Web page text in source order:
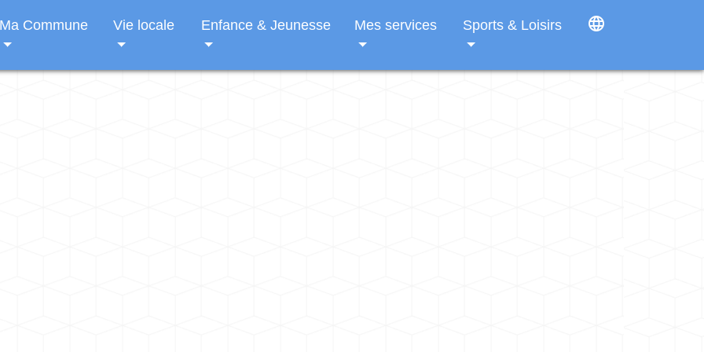
Ma Commune Vie locale Enfance & Jeunesse Mes services Sports & Loisirs language